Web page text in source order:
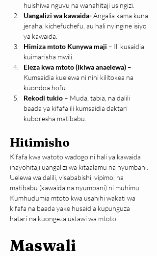
huishiwa nguvu na wanahitaji usingizi.
Uangalizi wa kawaida- Angalia kama kuna
jeraha, kichefuchefu, au hali nyingine isiyo
ya kawaida.
Himiza mtoto Kunywa maji – Ili kusaidia
kuimarisha mwili.
Eleza kwa mtoto (Ikiwa anaelewa) –
Kumsaidia kuelewa ni nini kilitokea na
kuondoa hofu.
Rekodi tukio – Muda, tabia, na dalili
baada ya kifafa ili kumsaidia daktari
kuboresha matibabu.
Hitimisho
Kifafa kwa watoto wadogo ni hali ya kawaida
inayohitaji uangalizi wa kitaalamu na nyumbani.
Uelewa wa dalili, visababishi, vipimo, na
matibabu (kawaida na nyumbani) ni muhimu.
Kumhudumia mtoto kwa usahihi wakati wa
kifafa na baada yake husaidia kupunguza
hatari na kuongeza ustawi wa mtoto.
Maswali